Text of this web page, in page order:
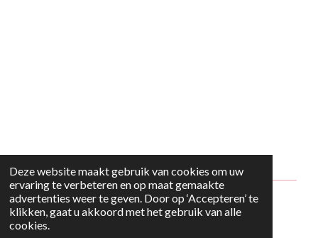
Deze website maakt gebruik van cookies om uw
ervaring te verbeteren en op maat gemaakte
advertenties weer te geven. Door op ‘Accepteren’ te
klikken, gaat u akkoord met het gebruik van alle
cookies.
© 2024 - 2026 Style2Maria
Powered by